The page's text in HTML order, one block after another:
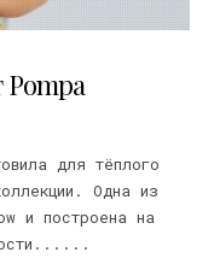
Pompa
для тёплого
Одна из
и построена на